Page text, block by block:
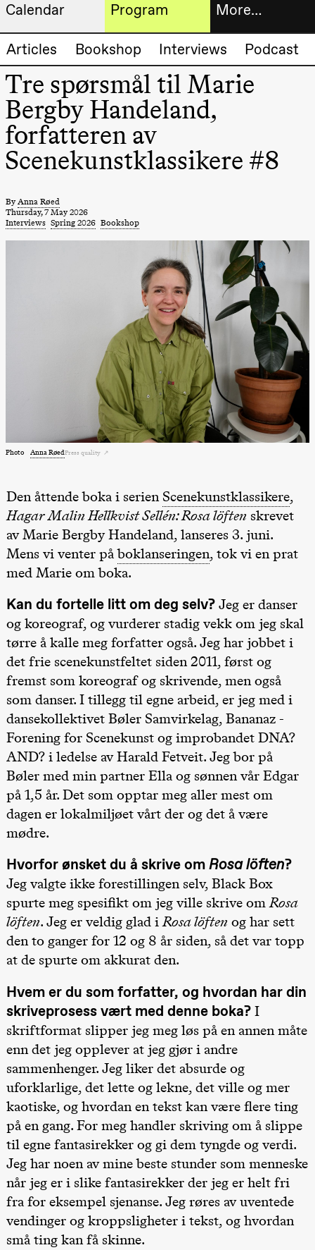
More…
Tickets
Bookshop
Practical
The
archive
Calendar
Thursday, 20 August
Roll and
Mohamed
Mohamed
Male
Fantasies
Lille scene
(Black Box
teater)
19:00
Pia Maria
Roll and
Mohamed
Mohamed
19:00
Pia Maria
Roll and
Mohamed
Mohamed
Male
Lille scene
(Black Box
teater)
Friday, 28 August
19:00
Pia Maria
Roll and
Mohamed
Mohamed
Fantasies
Lille scene
(Black Box
teater)
21:00
Boglárka
Börcsök &
Andreas
Bolm
SUBJOYRIDE
Store scene
(Black Box
teater)
Saturday, 29 August
19:00
Pia Maria
Mohamed
Male
Fantasies
Lille scene
(Black Box
teater)
Boglárka
Andreas
SUBJOYRIDE
Store scene
(Black Box
teater)
Saturday, 12 September
Umemoto /​
Sinfonietta /​
Ivar Furre
crypt_ –
Anime opera
by Yuri
Umemoto
Store scene
(Black Box
teater)
Program
Artistic program
20.–29. august 2026
❶ Premiere
Pia Maria Roll and Mohamed
Male Fantasies
Articles Bookshop Interviews Podcast
Tre spørsmål til Marie
Bergby Handeland,
forfatteren av
Scenekunstklassikere #8
ByAnna Røed
Thursday, 7 May 2026
Interviews Spring 2026 Bookshop
Photo Anna RøedPress quality
Den åttende boka i serienScenekunstklassikere,
Hagar Malin Hellkvist Sellén: Rosa löften skrevet
av Marie Bergby Handeland, lanseres 3. juni.
Mens vi venter påboklanseringen, tok vi en prat
med Marie om boka.
Kan du fortelle litt om deg selv?Jeg er danser
og koreograf, og vurderer stadig vekk om jeg skal
tørre å kalle meg forfatter også. Jeg har jobbet i
det frie scenekunstfeltet siden 2011, først og
fremst som koreograf og skrivende, men også
som danser. I tillegg til egne arbeid, er jeg med i
dansekollektivet Bøler Samvirkelag, Bananaz -
Forening for Scenekunst og improbandet DNA?
AND? i ledelse av Harald Fetveit. Jeg bor på
Bøler med min partner Ella og sønnen vår Edgar
på 1,5 år. Det som opptar meg aller mest om
dagen er lokalmiljøet vårt der og det å være
mødre.
Hvorfor ønsket du å skrive omRosa löften?
Jeg valgte ikke forestillingen selv, Black Box
spurte meg spesifikt om jeg ville skrive omRosa
löften. Jeg er veldig glad iRosa löftenog har sett
den to ganger for 12 og 8 år siden, så det var topp
at de spurte om akkurat den.
Hvem er du som forfatter, og hvordan har din
skriveprosess vært med denne boka?I
skriftformat slipper jeg meg løs på en annen måte
enn det jeg opplever at jeg gjør i andre
sammenhenger. Jeg liker det absurde og
uforklarlige, det lette og lekne, det ville og mer
kaotiske, og hvordan en tekst kan være flere ting
på en gang. For meg handler skriving om å slippe
til egne fantasirekker og gi dem tyngde og verdi.
Jeg har noen av mine beste stunder som menneske
når jeg er i slike fantasirekker der jeg er helt fri
fra for eksempel sjenanse. Jeg røres av uventede
vendinger og kroppsligheter i tekst, og hvordan
små ting kan få skinne.